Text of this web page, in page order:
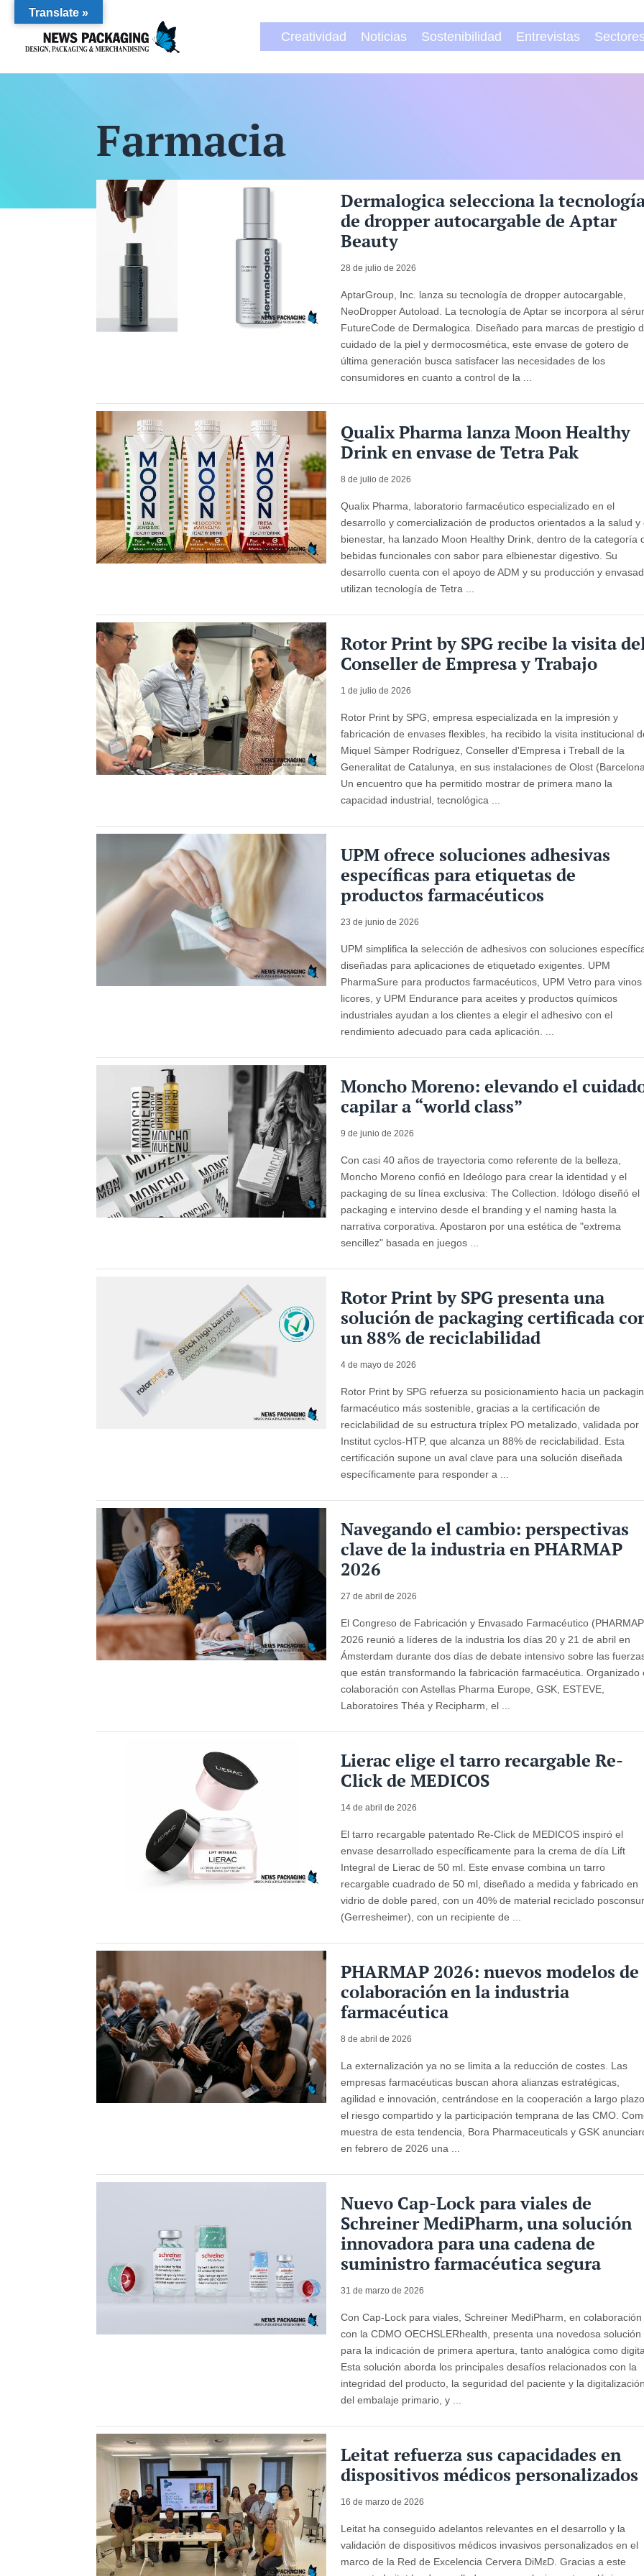
Creatividad Noticias Sostenibilidad Entrevistas
Farmacia
Dermalogica selecciona la
de dropper autocargable de Aptar
Beauty
28 de julio de 2026
AptarGroup, Inc. lanza su tecnología de dropper autocargable,
NeoDropper Autoload. La tecnología de Aptar se incorpora al
FutureCode de Dermalogica. Diseñado para marcas de prestigio
cuidado de la piel y dermocosmética, este envase de gotero de
última generación busca satisfacer las necesidades de los
consumidores en cuanto a control de la ...
Qualix Pharma lanza Moon Healthy
Drink en envase de Tetra Pak
8 de julio de 2026
Qualix Pharma, laboratorio farmacéutico especializado en el
desarrollo y comercialización de productos orientados a la salud y
bienestar, ha lanzado Moon Healthy Drink, dentro de la categoría
bebidas funcionales con sabor para elbienestar digestivo. Su
desarrollo cuenta con el apoyo de ADM y su producción y
utilizan tecnología de Tetra ...
Rotor Print by SPG recibe la visita
Conseller de Empresa y Trabajo
1 de julio de 2026
Rotor Print by SPG, empresa especializada en la impresión y
fabricación de envases flexibles, ha recibido la visita institucional
Miquel Sàmper Rodríguez, Conseller d'Empresa i Treball de la
Generalitat de Catalunya, en sus instalaciones de Olost
Un encuentro que ha permitido mostrar de primera mano la
capacidad industrial, tecnológica ...
UPM ofrece soluciones adhesivas
específicas para etiquetas de
productos farmacéuticos
23 de junio de 2026
UPM simplifica la selección de adhesivos con soluciones
diseñadas para aplicaciones de etiquetado exigentes. UPM
PharmaSure para productos farmacéuticos, UPM Vetro para vinos
licores, y UPM Endurance para aceites y productos químicos
industriales ayudan a los clientes a elegir el adhesivo con el
rendimiento adecuado para cada aplicación. ...
Moncho Moreno: elevando el
capilar a “world class”
9 de junio de 2026
Con casi 40 años de trayectoria como referente de la belleza,
Moncho Moreno confió en Ideólogo para crear la identidad y el
packaging de su línea exclusiva: The Collection. Idólogo diseñó el
packaging e intervino desde el branding y el naming hasta la
narrativa corporativa. Apostaron por una estética de "extrema
sencillez" basada en juegos ...
Rotor Print by SPG presenta una
solución de packaging certificada
un 88% de reciclabilidad
4 de mayo de 2026
Rotor Print by SPG refuerza su posicionamiento hacia un
farmacéutico más sostenible, gracias a la certificación de
reciclabilidad de su estructura tríplex PO metalizado, validada por
Institut cyclos-HTP, que alcanza un 88% de reciclabilidad. Esta
certificación supone un aval clave para una solución diseñada
específicamente para responder a ...
Navegando el cambio: perspectivas
clave de la industria en PHARMAP
2026
27 de abril de 2026
El Congreso de Fabricación y Envasado Farmacéutico
2026 reunió a líderes de la industria los días 20 y 21 de abril en
Ámsterdam durante dos días de debate intensivo sobre las
que están transformando la fabricación farmacéutica. Organizado
colaboración con Astellas Pharma Europe, GSK, ESTEVE,
Laboratoires Théa y Recipharm, el ...
Lierac elige el tarro recargable Re-
Click de MEDICOS
14 de abril de 2026
El tarro recargable patentado Re-Click de MEDICOS inspiró el
envase desarrollado específicamente para la crema de día Lift
Integral de Lierac de 50 ml. Este envase combina un tarro
recargable cuadrado de 50 ml, diseñado a medida y fabricado en
vidrio de doble pared, con un 40% de material reciclado
(Gerresheimer), con un recipiente de ...
PHARMAP 2026: nuevos modelos de
colaboración en la industria
farmacéutica
8 de abril de 2026
La externalización ya no se limita a la reducción de costes. Las
empresas farmacéuticas buscan ahora alianzas estratégicas,
agilidad e innovación, centrándose en la cooperación a largo
el riesgo compartido y la participación temprana de las CMO.
muestra de esta tendencia, Bora Pharmaceuticals y GSK
en febrero de 2026 una ...
Nuevo Cap-Lock para viales de
Schreiner MediPharm, una solución
innovadora para una cadena de
suministro farmacéutica segura
31 de marzo de 2026
Con Cap-Lock para viales, Schreiner MediPharm, en colaboración
con la CDMO OECHSLERhealth, presenta una novedosa solución
para la indicación de primera apertura, tanto analógica como
Esta solución aborda los principales desafíos relacionados con la
integridad del producto, la seguridad del paciente y la
del embalaje primario, y ...
Leitat refuerza sus capacidades en
dispositivos médicos personalizados
16 de marzo de 2026
Leitat ha conseguido adelantos relevantes en el desarrollo y la
validación de dispositivos médicos invasivos personalizados en el
marco de la Red de Excelencia Cervera DiMεD. Gracias a este
Translate »